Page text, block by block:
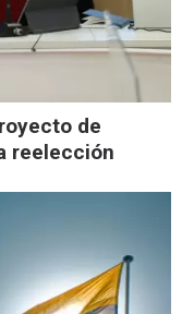
de
reelección